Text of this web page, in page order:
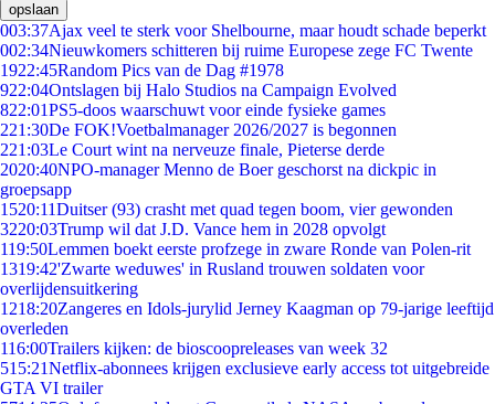
opslaan
003:37Ajax veel te sterk voor Shelbourne, maar houdt schade beperkt
002:34Nieuwkomers schitteren bij ruime Europese zege FC Twente
1922:45Random Pics van de Dag #1978
922:04Ontslagen bij Halo Studios na Campaign Evolved
822:01PS5-doos waarschuwt voor einde fysieke games
221:30De FOK!Voetbalmanager 2026/2027 is begonnen
221:03Le Court wint na nerveuze finale, Pieterse derde
2020:40NPO-manager Menno de Boer geschorst na dickpic in
groepsapp
1520:11Duitser (93) crasht met quad tegen boom, vier gewonden
3220:03Trump wil dat J.D. Vance hem in 2028 opvolgt
119:50Lemmen boekt eerste profzege in zware Ronde van Polen-rit
1319:42'Zwarte weduwes' in Rusland trouwen soldaten voor
overlijdensuitkering
1218:20Zangeres en Idols-jurylid Jerney Kaagman op 79-jarige leeftijd
overleden
116:00Trailers kijken: de bioscoopreleases van week 32
515:21Netflix-abonnees krijgen exclusieve early access tot uitgebreide
GTA VI trailer